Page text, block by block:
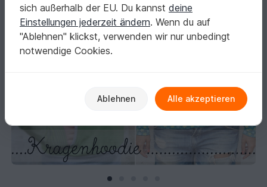
sich außerhalb der EU. Du kannst deine
Einstellungen jederzeit ändern. Wenn du auf
"Ablehnen" klickst, verwenden wir nur unbedingt
notwendige Cookies.
Ablehnen Alle akzeptieren